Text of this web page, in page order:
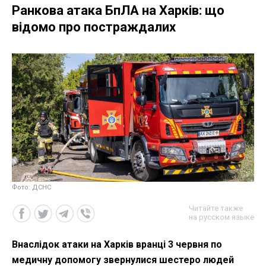
Ранкова атака БпЛА на Харків: що
відомо про постраждалих
Фото: ДСНС
Читайте также
на русском языке
Внаслідок атаки на Харків вранці 3 червня по
медичну допомогу звернулися шестеро людей